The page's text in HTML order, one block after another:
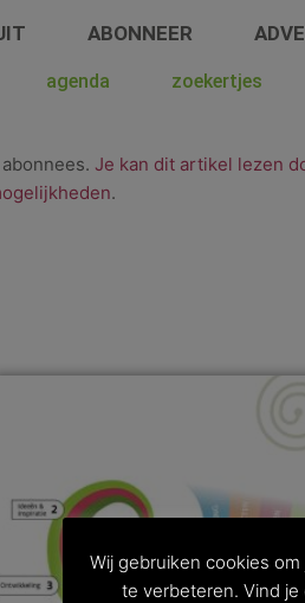
ABONNEER
agenda zoekertjes
Je kan dit artikel lezen
.
Wij gebruiken cookies
te verbeteren. Vind je